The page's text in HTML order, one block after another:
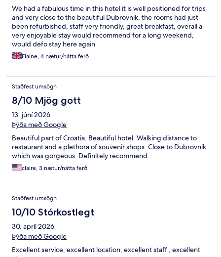
We had a fabulous time in this hotel it is well positioned for trips
and very close to the beautiful Dubrovnik, the rooms had just
been refurbished, staff very friendly, great breakfast, overall a
very enjoyable stay would recommend for a long weekend,
would defo stay here again
Elaine, 4 nætur/nátta ferð
Staðfest umsögn
8/10 Mjög gott
13. júní 2026
Þýða með Google
Beautiful part of Croatia. Beautiful hotel. Walking distance to
restaurant and a plethora of souvenir shops. Close to Dubrovnik
which was gorgeous. Definitely recommend.
claire, 3 nætur/nátta ferð
Staðfest umsögn
10/10 Stórkostlegt
30. apríl 2026
Þýða með Google
Excellent service, excellent location, excellent staff , excellent